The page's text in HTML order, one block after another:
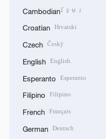
Cambodian ខ្មែរ
Croatian Hrvatski
Czech Český
English English
Esperanto Esperanto
Filipino Filipino
French Français
German Deutsch